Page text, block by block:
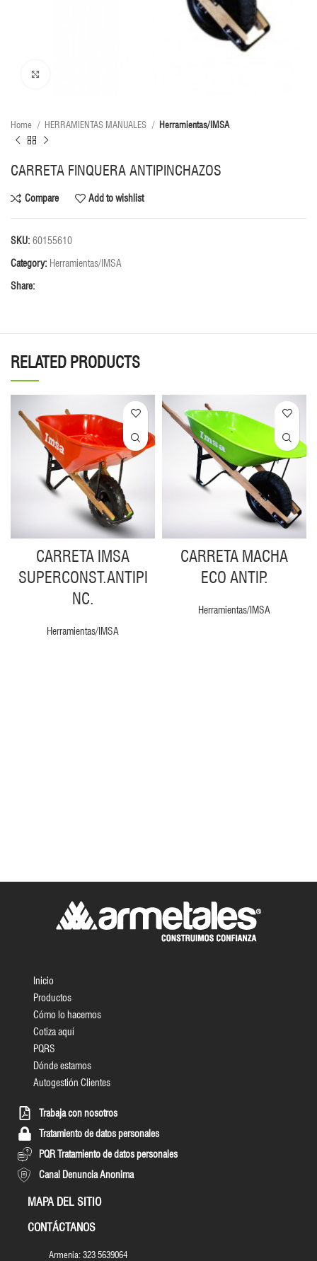
Home HERRAMIENTAS MANUALES Herramientas/IMSA
CARRETA FINQUERA ANTIPINCHAZOS
Compare Add to wishlist
SKU: 60155610
Category: Herramientas/IMSA
Share:
RELATED PRODUCTS
CARRETA IMSA
SUPERCONST.ANTIPI
NC.
Herramientas/IMSA
CARRETA MACHA
ECO ANTIP.
Herramientas/IMSA
Inicio
Productos
Cómo lo hacemos
Cotiza aquí
PQRS
Dónde estamos
Autogestión Clientes
Trabaja con nosotros
Tratamiento de datos personales
PQR Tratamiento de datos personales
Canal Denuncia Anonima
MAPA DEL SITIO
CONTÁCTANOS
Armenia: 323 5639064